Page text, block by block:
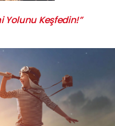
Yolunu Keşfedin!”